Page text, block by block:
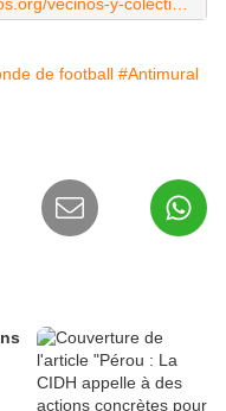
de football #Antimural